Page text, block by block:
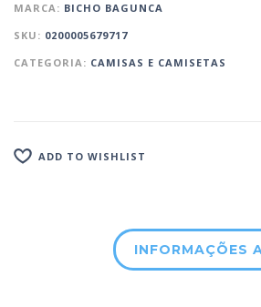
MARCA: BICHO BAGUNCA
SKU: 0200005679717
CATEGORIA: CAMISAS E CAMISETAS
ADD TO WISHLIST
INFORMAÇÕES